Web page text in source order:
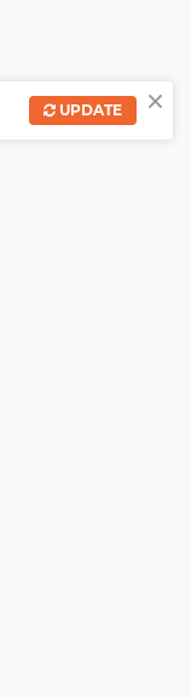
×
UPDATE